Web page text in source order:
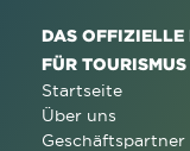
DAS OFFIZIELLE
FÜR
Startseite
Über uns
Geschäftspartner